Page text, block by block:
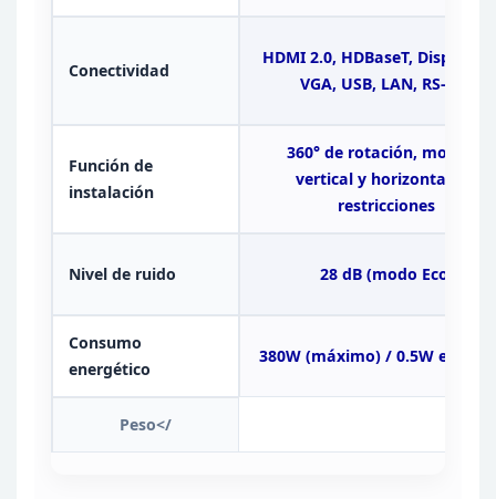
Conectividad
HDMI 2.0, HDBaseT,
VGA, USB, LAN, RS-232
Función de
instalación
360° derotación, montaje
vertical y horizontal sin
restricciones
Nivel de ruido 28 dB (modo Eco)
Consumo
energético
380W (máximo) / 0.5W en
Peso</